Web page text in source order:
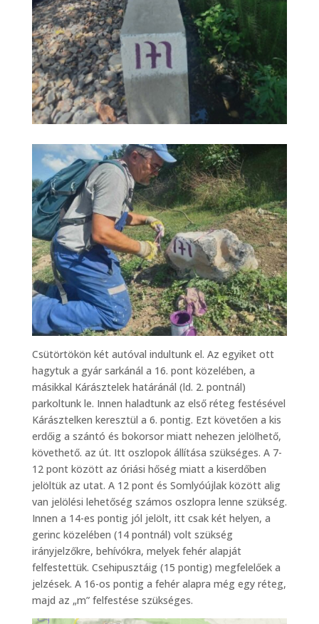
Csütörtökön két autóval indultunk el. Az egyiket ott
hagytuk a gyár sarkánál a 16. pont közelében, a
másikkal Kárásztelek határánál (ld. 2. pontnál)
parkoltunk le. Innen haladtunk az első réteg festésével
Kárásztelken keresztül a 6. pontig. Ezt követően a kis
erdőig a szántó és bokorsor miatt nehezen jelölhető,
követhető. az út. Itt oszlopok állítása szükséges. A 7-
12 pont között az óriási hőség miatt a kiserdőben
jelöltük az utat. A 12 pont és Somlyóújlak között alig
van jelölési lehetőség számos oszlopra lenne szükség.
Innen a 14-es pontig jól jelölt, itt csak két helyen, a
gerinc közelében (14 pontnál) volt szükség
irányjelzőkre, behívókra, melyek fehér alapját
felfestettük. Csehipusztáig (15 pontig) megfelelőek a
jelzések. A 16-os pontig a fehér alapra még egy réteg,
majd az „m” felfestése szükséges.